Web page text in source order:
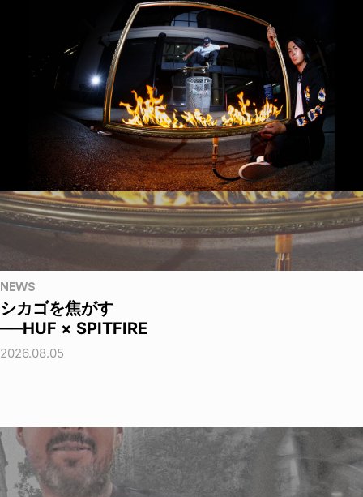
NEWS
シカゴを焦がす
──HUF × SPITFIRE
2026.08.05